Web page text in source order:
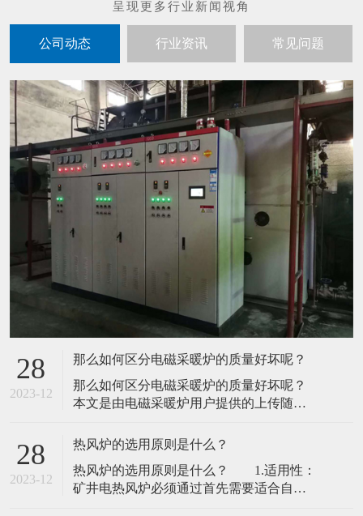
公司动态 行业资讯 常见问题
28
2023-12
那么如何区分电磁采暖炉的质量好坏呢？
那么如何区分电磁采暖炉的质量好坏呢？
本文是由电磁采暖炉用户提供的上传随着
有技术服务能力，也没有技术服务的发
采暖炉核心是采用电磁原理，利用磁力线
切割金属发生涡流所产生的热能作为热
28
2023-12
热风炉的选用原则是什么？
热风炉的选用原则是什么？ 1.适用性：
矿井电热风炉必须通过首先需要适合自己